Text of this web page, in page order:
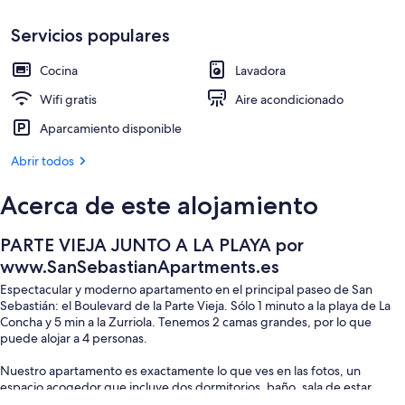
Servicios populares
Cocina
Lavadora
Wifi gratis
Aire acondicionado
Aparcamiento disponible
Abrir todos
Acerca de este alojamiento
PARTE VIEJA JUNTO A LA PLAYA por
www.SanSebastianApartments.es
Espectacular y moderno apartamento en el principal paseo de San
Sebastián: el Boulevard de la Parte Vieja. Sólo 1 minuto a la playa de La
Concha y 5 min a la Zurriola. Tenemos 2 camas grandes, por lo que
puede alojar a 4 personas.
Nuestro apartamento es exactamente lo que ves en las fotos, un
espacio acogedor que incluye dos dormitorios, baño, sala de estar,